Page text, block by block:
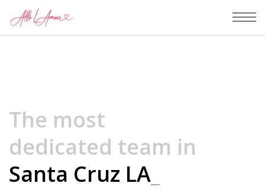
The most
dedicated team in
Santa Cruz L_